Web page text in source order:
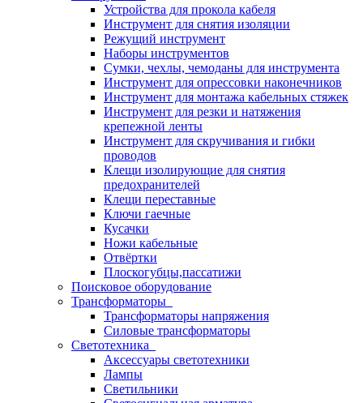
Устройства для прокола кабеля
Инструмент для снятия изоляции
Режущий инструмент
Наборы инструментов
Сумки, чехлы, чемоданы для инструмента
Инструмент для опрессовки наконечников
Инструмент для монтажа кабельных стяжек
Инструмент для резки и натяжения
крепежной ленты
Инструмент для скручивания и гибки
проводов
Клещи изолирующие для снятия
предохранителей
Клещи переставные
Ключи гаечные
Кусачки
Ножи кабельные
Отвёртки
Плоскогубцы,пассатижи
Поисковое оборудование
Трансформаторы
Трансформаторы напряжения
Силовые трансформаторы
Светотехника
Аксессуары светотехники
Лампы
Светильники